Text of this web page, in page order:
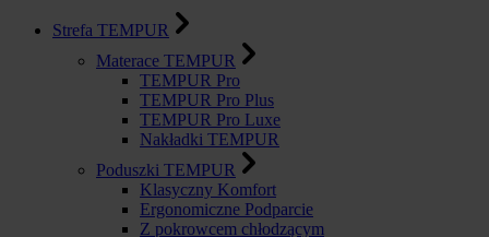
Strefa TEMPUR
Materace TEMPUR
TEMPUR Pro
TEMPUR Pro Plus
TEMPUR Pro Luxe
Nakładki TEMPUR
Poduszki TEMPUR
Klasyczny Komfort
Ergonomiczne Podparcie
Z pokrowcem chłodzącym